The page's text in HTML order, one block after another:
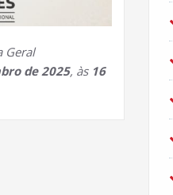
Geral
de 2025, às 16